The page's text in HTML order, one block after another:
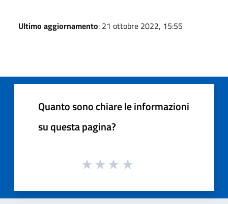
Ultimo aggiornamento: 21 ottobre 2022, 15:55
Quanto sono chiare le informazioni
su questa pagina?